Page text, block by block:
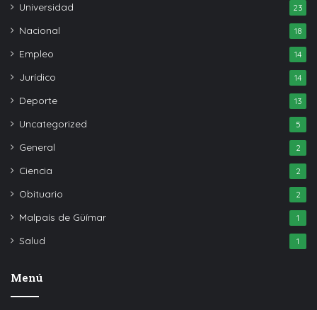
Universidad 23
Nacional 18
Empleo 14
Jurídico 14
Deporte 13
Uncategorized 5
General 2
Ciencia 2
Obituario 2
Malpaís de Güímar 1
Salud 1
Menú